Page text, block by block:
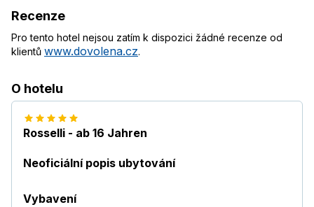
Recenze
Pro tento hotel nejsou zatím k dispozici žádné recenze od
klientů www.dovolena.cz.
O hotelu
Rosselli - ab 16 Jahren
Neoficiální popis ubytování
Vybavení